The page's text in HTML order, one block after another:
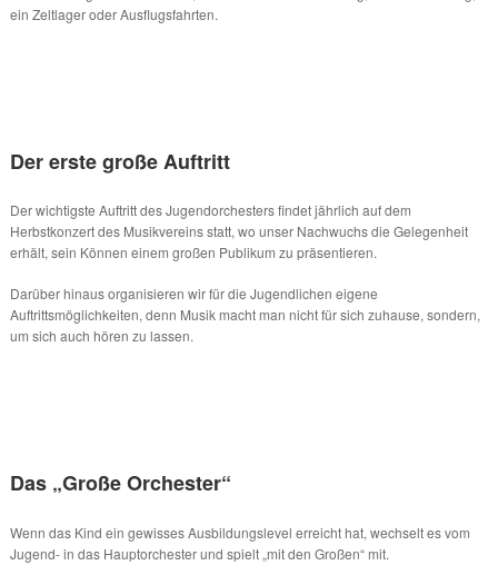
ein Zeltlager oder Ausflugsfahrten.
Der erste große Auftritt
Der wichtigste Auftritt des Jugendorchesters findet jährlich auf dem
Herbstkonzert des Musikvereins statt, wo unser Nachwuchs die Gelegenheit
erhält, sein Können einem großen Publikum zu präsentieren.
Darüber hinaus organisieren wir für die Jugendlichen eigene
Auftrittsmöglichkeiten, denn Musik macht man nicht für sich zuhause, sondern,
um sich auch hören zu lassen.
Das „Große Orchester“
Wenn das Kind ein gewisses Ausbildungslevel erreicht hat, wechselt es vom
Jugend- in das Hauptorchester und spielt „mit den Großen“ mit.